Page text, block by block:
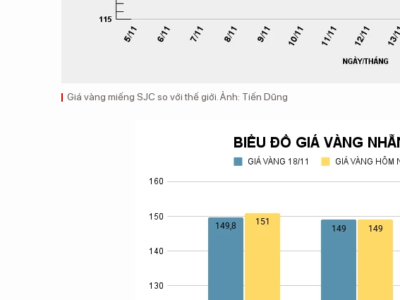
Giá vàng miếng SJC so với thế giới. Ảnh: Tiến Dũng